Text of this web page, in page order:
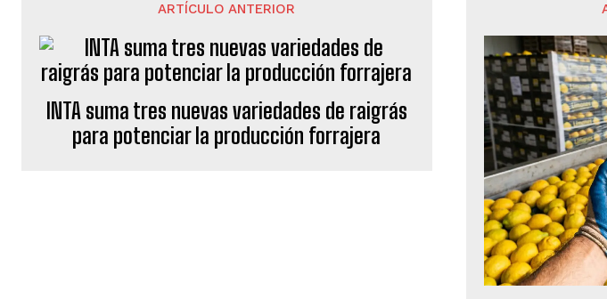
ARTÍCULO ANTERIOR
INTA suma tres nuevas variedades de raigrás
para potenciar la producción forrajera